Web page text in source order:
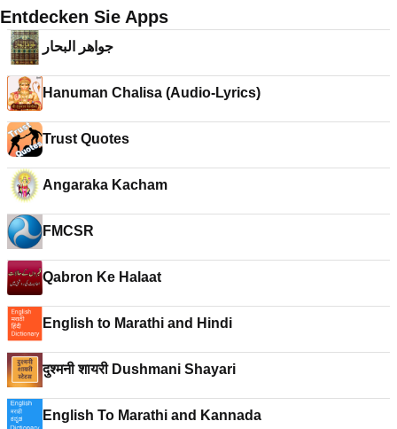
Entdecken Sie Apps
جواهر البحار
Hanuman Chalisa (Audio-Lyrics)
Trust Quotes
Angaraka Kacham
FMCSR
Qabron Ke Halaat
English to Marathi and Hindi
दुश्मनी शायरी Dushmani Shayari
English To Marathi and Kannada